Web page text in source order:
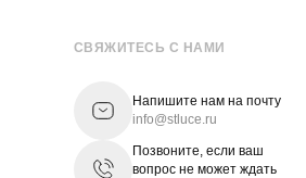
СВЯЖИТЕСЬ С НАМИ
Напишите нам на почту
info@stluce.ru
Позвоните, если ваш
вопрос не может ждать